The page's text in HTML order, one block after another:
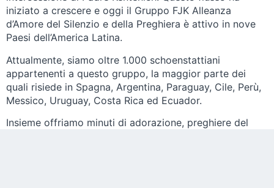
iniziato a crescere e oggi il Gruppo FJK Alleanza
d’Amore del Silenzio e della Preghiera è attivo in nove
Paesi dell’America Latina.
Attualmente, siamo oltre 1.000 schoenstattiani
appartenenti a questo gruppo, la maggior parte dei
quali risiede in Spagna, Argentina, Paraguay, Cile, Perù,
Messico, Uruguay, Costa Rica ed Ecuador.
Insieme offriamo minuti di adorazione, preghiere del